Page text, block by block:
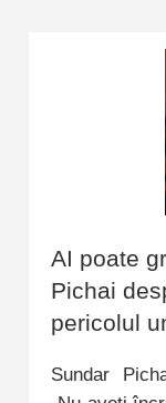
AI poate
Pichai
pericolul
Sundar